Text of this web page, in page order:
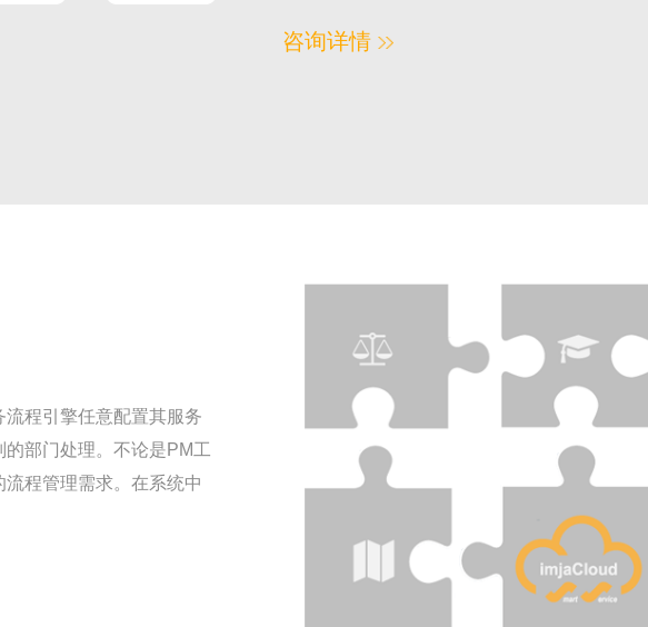
咨询详情
程引擎任意配置其服务
部门处理。不论是PM工
程管理需求。在系统中